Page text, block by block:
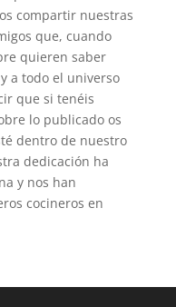
compartir nuestras
que, cuando
quieren saber
a todo el universo
que si tenéis
lo publicado os
dentro de nuestro
dedicación ha
y nos han
cocineros en